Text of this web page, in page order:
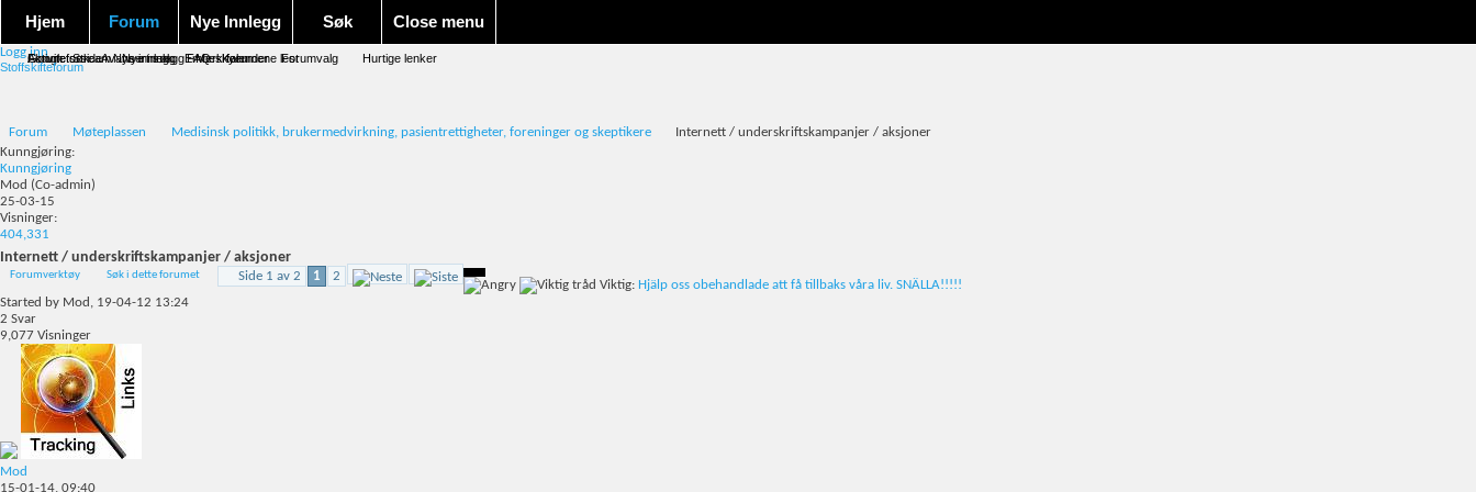
Hjem Forum
Forum forside Nye innlegg FAQ Kalender Forumvalg Hurtige lenker
Nye Innlegg
Aktivitet Stream Nye innlegg Merk forumene lest
Søk
Google søk Avansert søk Emneskyen
Close menu
Logg inn
Stoffskifteforum
Forum Møteplassen Medisinsk politikk, brukermedvirkning, pasientrettigheter, foreninger og skeptikere
Internett / underskriftskampanjer / aksjoner
Kunngjøring:
Kunngjøring
Mod (Co-admin)
25-03-15
Visninger:
404,331
Internett / underskriftskampanjer / aksjoner
Forumverktøy Søk i dette forumet Side 1 av 2 1 2
Viktig: Hjälp oss obehandlade att få tillbaks våra liv. SNÄLLA!!!!!
Started by Mod , 19-04-12 13:24
2 Svar
9,077 Visninger
Mod
15-01-14, 09:40